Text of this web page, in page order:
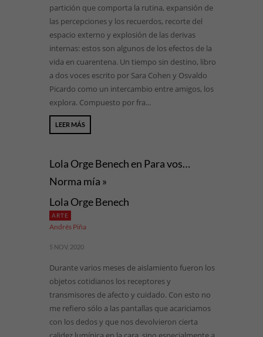
partición que comporta la rutina, expansión de
las percepciones y los recuerdos, recorte del
espacio externo y explosión de las derivas
internas: estos son algunos de los efectos de la
vida en cuarentena. Un tiempo sin destino, libro
a dos voces escrito por Sara Cohen y Osvaldo
Picardo como un intercambio entre amigos, los
explora. Compuesto por fra...
LEER MÁS
Lola Orge Benech en Para vos…
Norma mía »
Lola Orge Benech
ARTE
Andrés Piña
5 NOV, 2020
Durante varios meses de aislamiento fueron los
objetos cotidianos los receptores y
transmisores de afecto y cuidado. Con esto no
me refiero sólo a las pantallas que acariciamos
con los dedos y que nos devolvieron cierta